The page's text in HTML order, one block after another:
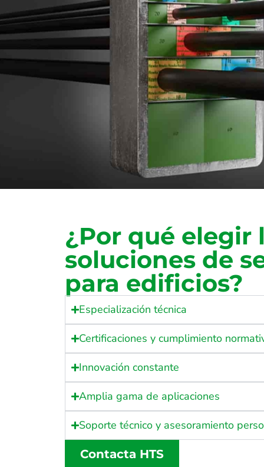
¿Por qué elegir
soluciones de
para edificios?
Especialización técnica
Certificaciones y cumplimiento
Innovación constante
Amplia gama de aplicaciones
Soporte técnico y asesoramiento
Contacta HTS